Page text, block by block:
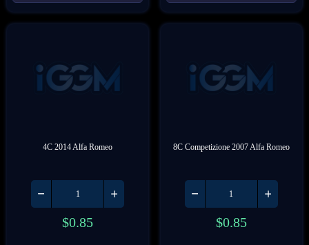
4C 2014 Alfa Romeo
$0.85
8C Competizione 2007 Alfa Romeo
$0.85